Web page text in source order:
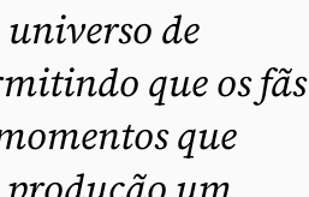
de
que os fãs
que